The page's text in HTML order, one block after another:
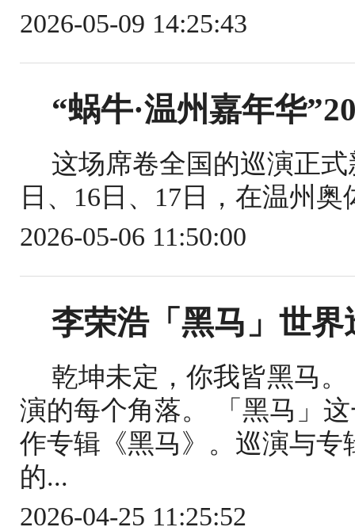
2026-05-09 14:25:43
“蜗牛·温州嘉年华
这场席卷全国的巡演正
日、16日、17日，在温州
2026-05-06 11:50:00
李荣浩「黑马」世
乾坤未定，你我皆黑马
演的每个角落。 「黑马」
作专辑《黑马》。巡演与
的...
2026-04-25 11:25:52